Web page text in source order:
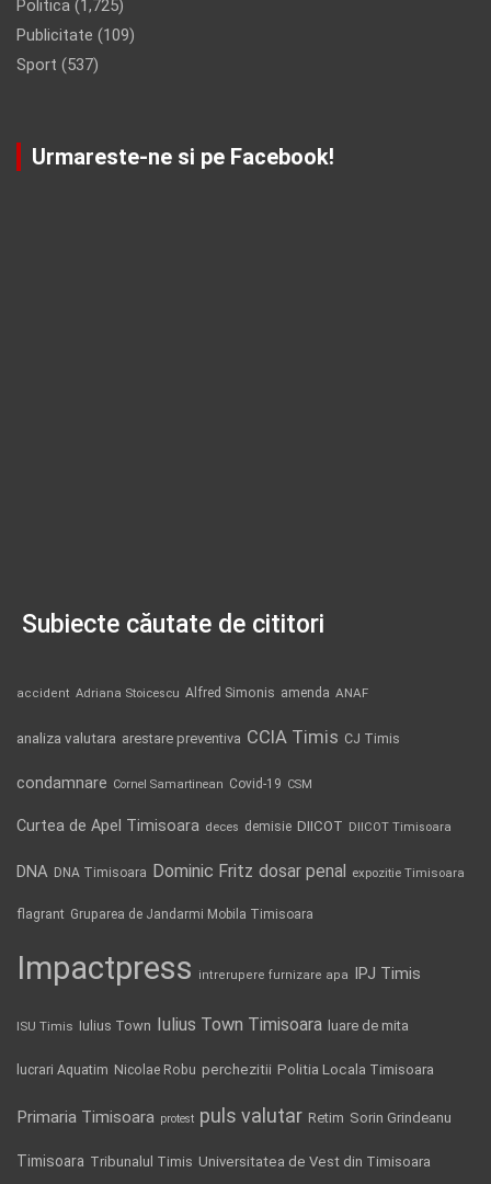
Politica (1,725)
Publicitate (109)
Sport (537)
Urmareste-ne si pe Facebook!
Subiecte căutate de cititori
accident Adriana Stoicescu Alfred Simonis amenda ANAF
analiza valutara arestare preventiva CCIA Timis CJ Timis
condamnare Cornel Samartinean Covid-19 CSM
Curtea de Apel Timisoara deces demisie DIICOT DIICOT Timisoara
DNA DNA Timisoara Dominic Fritz dosar penal expozitie Timisoara
flagrant Gruparea de Jandarmi Mobila Timisoara
Impactpress intrerupere furnizare apa IPJ Timis
ISU Timis Iulius Town Iulius Town Timisoara luare de mita
lucrari Aquatim Nicolae Robu perchezitii Politia Locala Timisoara
Primaria Timisoara protest puls valutar Retim Sorin Grindeanu
Timisoara Tribunalul Timis Universitatea de Vest din Timisoara